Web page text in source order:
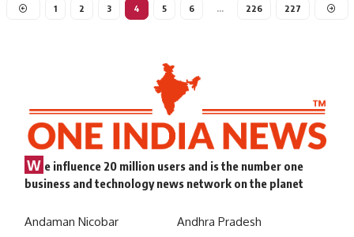
1 2 3 4 5 6 … 226 227
W e influence 20 million users and is the number one
business and technology news network on the planet
Andaman Nicobar
Andhra Pradesh